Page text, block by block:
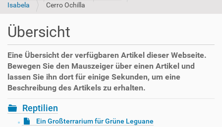
Erweiterte Suche…
Isabela
Cerro Ochilla
Übersicht
Eine Übersicht der verfügbaren Artikel dieser Webseite.
Bewegen Sie den Mauszeiger über einen Artikel und
lassen Sie ihn dort für einige Sekunden, um eine
Beschreibung des Artikels zu erhalten.
Reptilien
Ein Großterrarium für Grüne Leguane